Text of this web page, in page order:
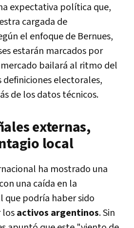
expectativa política que,
cargada de
el enfoque de Bernues,
estarán marcados por
bailará al ritmo del
definiciones electorales,
de los datos técnicos.
externas,
local
ha mostrado una
una caída en la
podría haber sido
losactivos argentinos. Sin